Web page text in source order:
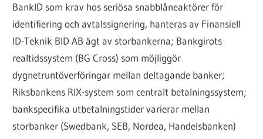
BankID som krav hos seriösa snabblåneaktörer för
identifiering och avtalssignering, hanteras av Finansiell
ID-Teknik BID AB ägt av storbankerna; Bankgirots
realtidssystem (BG Cross) som möjliggör
dygnetruntöverföringar mellan deltagande banker;
Riksbankens RIX-system som centralt betalningssystem;
bankspecifika utbetalningstider varierar mellan
storbanker (Swedbank, SEB, Nordea, Handelsbanken)